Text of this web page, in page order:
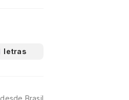
letras
desde Brasil